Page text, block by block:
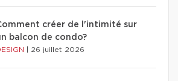
créer de l'intimité sur
balcon de condo?
26 juillet 2026